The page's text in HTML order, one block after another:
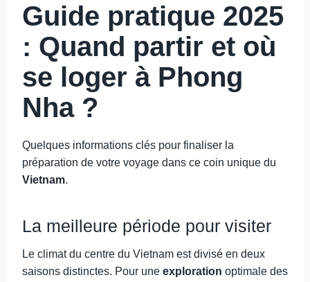
Guide pratique 2025
: Quand partir et où
se loger à Phong
Nha ?
Quelques informations clés pour finaliser la
préparation de votre voyage dans ce coin unique du
Vietnam.
La meilleure période pour visiter
Le climat du centre du Vietnam est divisé en deux
saisons distinctes. Pour une exploration optimale des